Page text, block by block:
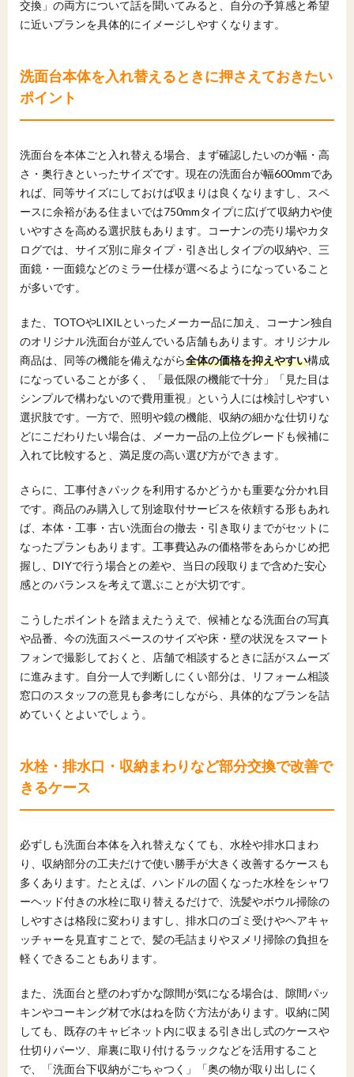
交換」の両方について話を聞いてみると、自分の予算感と希望
に近いプランを具体的にイメージしやすくなります。
洗面台本体を入れ替えるときに押さえておきたい
ポイント
洗面台を本体ごと入れ替える場合、まず確認したいのが幅・高
さ・奥行きといったサイズです。現在の洗面台が幅600mmであ
れば、同等サイズにしておけば収まりは良くなりますし、スペ
ースに余裕がある住まいでは750mmタイプに広げて収納力や使
いやすさを高める選択肢もあります。コーナンの売り場やカタ
ログでは、サイズ別に扉タイプ・引き出しタイプの収納や、三
面鏡・一面鏡などのミラー仕様が選べるようになっていること
が多いです。
また、TOTOやLIXILといったメーカー品に加え、コーナン独自
のオリジナル洗面台が並んでいる店舗もあります。オリジナル
商品は、同等の機能を備えながら全体の価格を抑えやすい構成
になっていることが多く、「最低限の機能で十分」「見た目は
シンプルで構わないので費用重視」という人には検討しやすい
選択肢です。一方で、照明や鏡の機能、収納の細かな仕切りな
どにこだわりたい場合は、メーカー品の上位グレードも候補に
入れて比較すると、満足度の高い選び方ができます。
さらに、工事付きパックを利用するかどうかも重要な分かれ目
です。商品のみ購入して別途取付サービスを依頼する形もあれ
ば、本体・工事・古い洗面台の撤去・引き取りまでがセットに
なったプランもあります。工事費込みの価格帯をあらかじめ把
握し、DIYで行う場合との差や、当日の段取りまで含めた安心
感とのバランスを考えて選ぶことが大切です。
こうしたポイントを踏まえたうえで、候補となる洗面台の写真
や品番、今の洗面スペースのサイズや床・壁の状況をスマート
フォンで撮影しておくと、店舗で相談するときに話がスムーズ
に進みます。自分一人で判断しにくい部分は、リフォーム相談
窓口のスタッフの意見も参考にしながら、具体的なプランを詰
めていくとよいでしょう。
水栓・排水口・収納まわりなど部分交換で改善で
きるケース
必ずしも洗面台本体を入れ替えなくても、水栓や排水口まわ
り、収納部分の工夫だけで使い勝手が大きく改善するケースも
多くあります。たとえば、ハンドルの固くなった水栓をシャワ
ーヘッド付きの水栓に取り替えるだけで、洗髪やボウル掃除の
しやすさは格段に変わりますし、排水口のゴミ受けやヘアキャ
ッチャーを見直すことで、髪の毛詰まりやヌメリ掃除の負担を
軽くできることもあります。
また、洗面台と壁のわずかな隙間が気になる場合は、隙間パッ
キンやコーキング材で水はねを防ぐ方法があります。収納に関
しても、既存のキャビネット内に収まる引き出し式のケースや
仕切りパーツ、扉裏に取り付けるラックなどを活用すること
で、「洗面台下収納がごちゃつく」「奥の物が取り出しにく